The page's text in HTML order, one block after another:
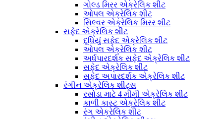
ગોલ્ડ મિરર એક્રેલિક શીટ
ઓપલ એક્રેલિક શીટ
સિલ્વર એક્રેલિક મિરર શીટ
સફેદ એક્રેલિક શીટ
દૂધિયું સફેદ એક્રેલિક શીટ
ઓપલ એક્રેલિક શીટ
અર્ધપારદર્શક સફેદ એક્રેલિક શીટ
સફેદ એક્રેલિક શીટ
સફેદ અપારદર્શક એક્રેલિક શીટ
રંગીન એક્રેલિક શીટ્સ
રસોડા માટે 4 મીમી એક્રેલિક શીટ
કાળી કાસ્ટ એક્રેલિક શીટ
રંગ એક્રેલિક શીટ